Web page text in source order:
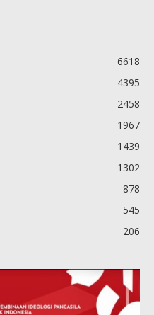
6618
4395
2458
1967
1439
1302
878
545
206